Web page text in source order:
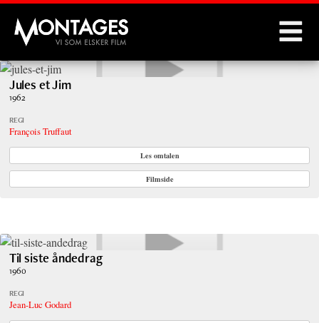
Montages
Jules et Jim
1962
REGI
François Truffaut
Les omtalen
Filmside
Til siste åndedrag
1960
REGI
Jean-Luc Godard